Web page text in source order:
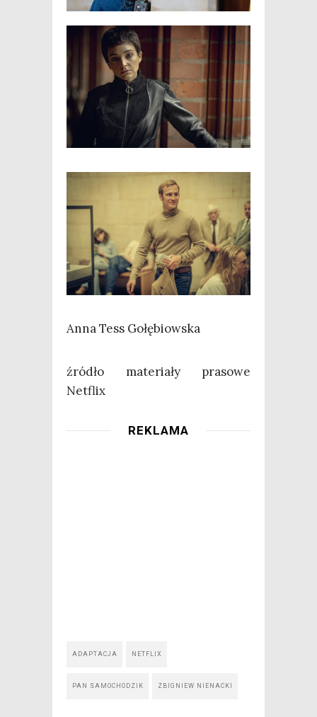
Anna Tess Gołębiowska
źró­dło mate­ria­ły pra­so­we
Netflix
REKLAMA
ADAPTACJA NETFLIX
PAN SAMOCHODZIK ZBIGNIEW NIENACKI